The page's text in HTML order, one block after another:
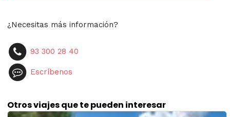
¿Necesitas más información?
93 300 28 40
Escríbenos
Otros viajes que te pueden interesar